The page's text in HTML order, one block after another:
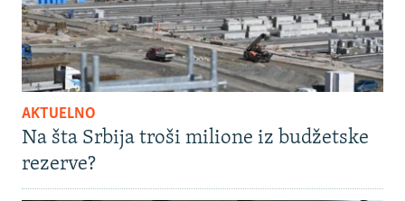
AKTUELNO
Na šta Srbija troši milione iz budžetske
rezerve?